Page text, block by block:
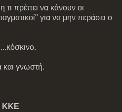
τι πρέπει να κάνουν οι
για να μην περάσει ο
και γνωστή.
ΚΚΕ